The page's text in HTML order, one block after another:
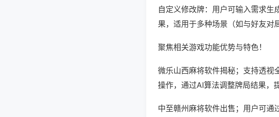
自定义修改牌：用户可输入需求生
果，适用于多种场景（如与好友对
聚焦相关游戏功能优势与特色！
微乐山西麻将软件揭秘；支持透视
操作，通过AI算法调整牌局结果，
中至赣州麻将软件出售；用户可通